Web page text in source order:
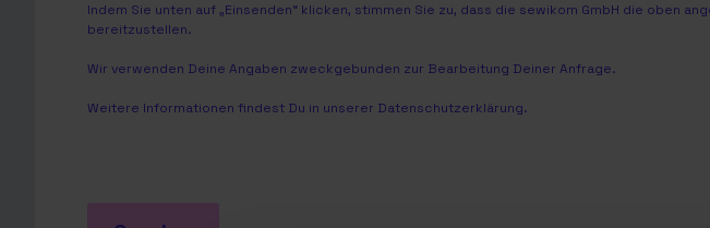
Indem Sie unten auf „Einsenden“ klicken, stimmen Sie zu, dass die sewikom GmbH die
bereitzustellen.
Wir verwenden Deine Angaben zweckgebunden zur Bearbeitung Deiner Anfrage.
Weitere Informationen findest Du in unserer Datenschutzerklärung.